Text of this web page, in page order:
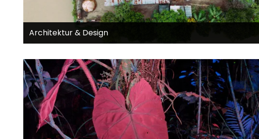
Architektur & Design